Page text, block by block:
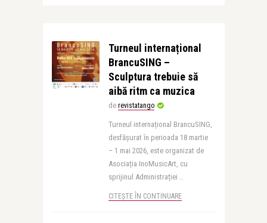
Turneul internațional
BrancuSING –
Sculptura trebuie să
aibă ritm ca muzica
de revistatango
Turneul internațional BrancuSING,
desfășurat în perioada 18 martie
– 1 mai 2026, este organizat de
Asociația InoMusicArt, cu
sprijinul Administrației ..
CITEȘTE ÎN CONTINUARE